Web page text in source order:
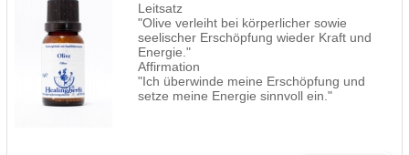
Leitsatz
"Olive verleiht bei körperlicher sowie
seelischer Erschöpfung wieder Kraft und
Energie."
Affirmation
"Ich überwinde meine Erschöpfung und
setze meine Energie sinnvoll ein."